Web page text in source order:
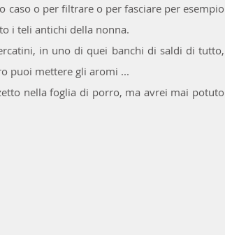
o per filtrare o per fasciare per esempio
i teli antichi della nonna.
in uno di quei banchi di saldi di tutto,
puoi mettere gli aromi ...
nella foglia di porro, ma avrei mai potuto